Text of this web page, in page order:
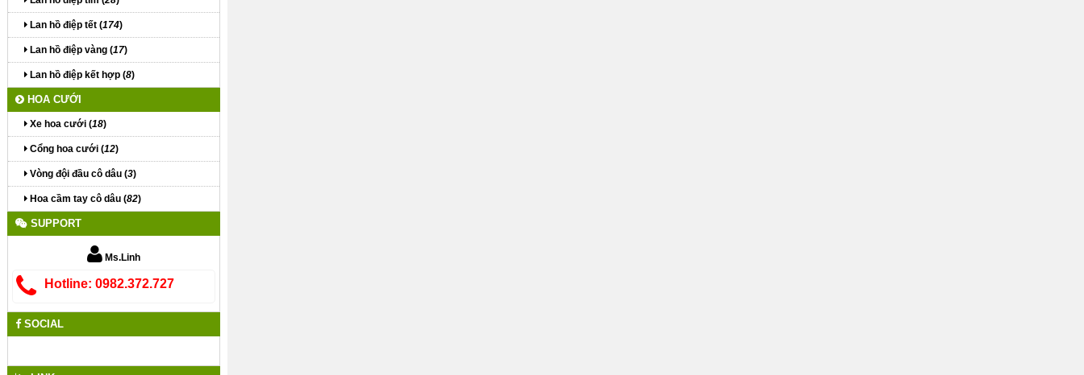
Lan hồ điệp tết (174)
Lan hồ điệp vàng (17)
Lan hồ điệp kết hợp (8)
HOA CƯỚI
Xe hoa cưới (18)
Cổng hoa cưới (12)
Vòng đội đầu cô dâu (3)
Hoa cầm tay cô dâu (82)
SUPPORT
Ms.Linh
Hotline: 0982.372.727
SOCIAL